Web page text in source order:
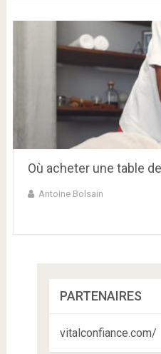
Où acheter une table
Antoine Bolsain
PARTENAIRES
vitalconfiance.com/